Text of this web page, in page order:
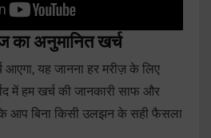
का अनुमानित खर्च
यह जानना हर मरीज़ के लिए
में हम खर्च की जानकारी साफ और
आप बिना किसी उलझन के सही फैसला